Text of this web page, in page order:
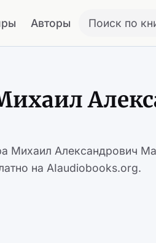
Авторы Поиск по
Михаил Александрович
на AIaudiobooks.org.